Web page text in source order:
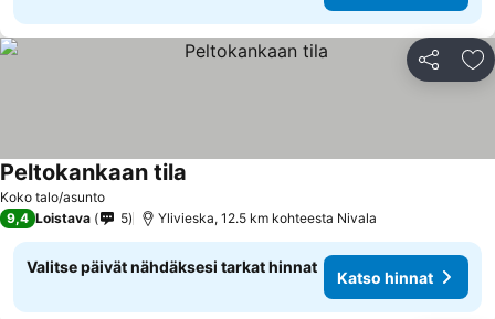
Jaa
Koko talo/asunto
Peltokankaan tila
9,4 Loistava 5 Ylivieska, 12.5 km kohteesta Nivala
Valitse päivät nähdäksesi tarkat hinnat
Katso hinnat